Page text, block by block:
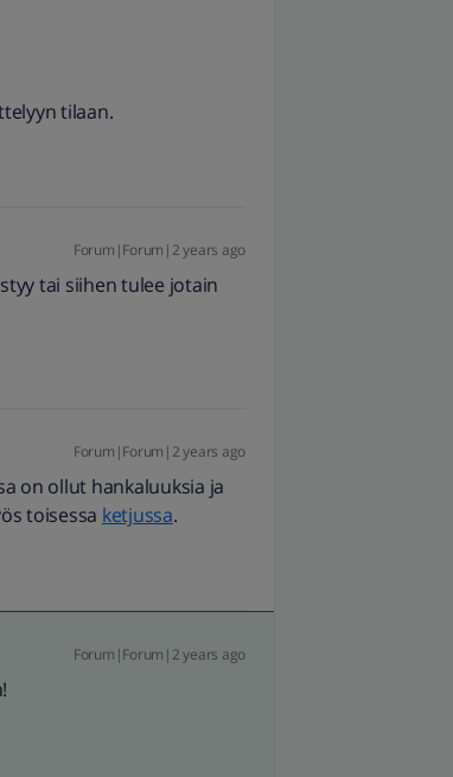
tilaan.
Forum|Forum|2 years ago
tai siihen tulee jotain
Forum|Forum|2 years ago
on ollut hankaluuksia ja
toisessa ketjussa.
Forum|Forum|2 years ago